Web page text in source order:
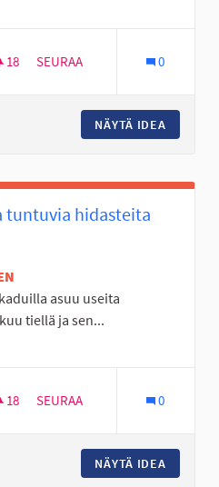
Itäinen Seinäjoki
18 18 SEURAAJAA
SEURAA 0
NÄYTÄ IDEA
tuntuvia hidasteita
asuu useita
tiellä ja sen...
Itäinen Seinäjoki
18 18 SEURAAJAA
SEURAA 0
NÄYTÄ IDEA